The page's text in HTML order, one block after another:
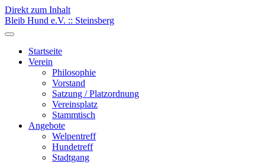
Direkt zum Inhalt
Bleib Hund e.V. :: Steinsberg
Startseite
Verein
Philosophie
Vorstand
Satzung / Platzordnung
Vereinsplatz
Stammtisch
Angebote
Welpentreff
Hundetreff
Stadtgang